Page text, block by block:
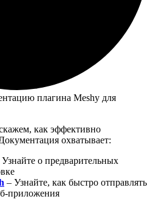
плагина Meshy для
как эффективно
охватывает:
Узнайте о предварительных
– Узнайте, как быстро отправлять
приложения